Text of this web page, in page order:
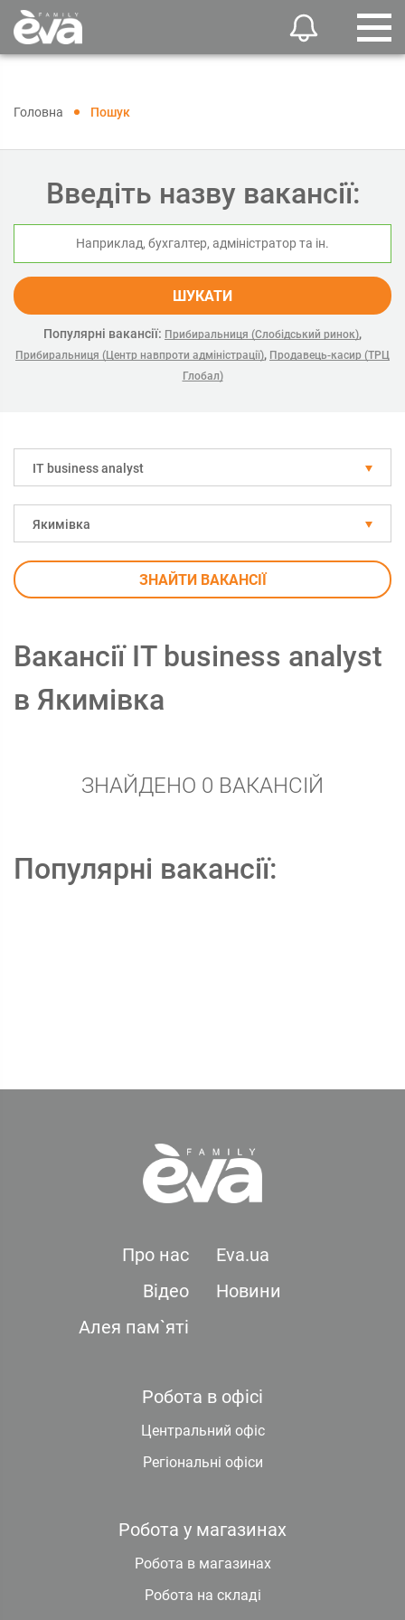
Головна Пошук
Введіть назву вакансії:
ШУКАТИ
Популярні вакансії: Прибиральниця (Слобідський ринок),
Прибиральниця (Центр навпроти адміністрації), Продавець-касир (ТРЦ
Глобал)
IT business analyst
Якимівка
ЗНАЙТИ ВАКАНСІЇ
Вакансії IT business analyst
в Якимівка
ЗНАЙДЕНО 0 ВАКАНСІЙ
Популярні вакансії:
Про нас
Eva.ua
Відео
Новини
Алея пам`яті
Робота в офісі
Центральний офіс
Регіональні офіси
Робота у магазинах
Робота в магазинах
Робота на складі